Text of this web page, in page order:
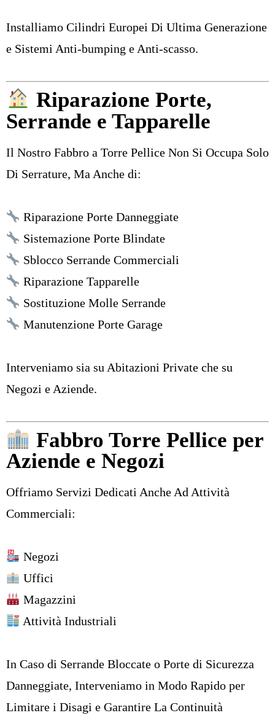
Installiamo Cilindri Europei Di Ultima Generazione
e Sistemi Anti-bumping e Anti-scasso.
Riparazione Porte,
Serrande e Tapparelle
Il Nostro Fabbro a Torre Pellice Non Si Occupa Solo
Di Serrature, Ma Anche di:
Riparazione Porte Danneggiate
Sistemazione Porte Blindate
Sblocco Serrande Commerciali
Riparazione Tapparelle
Sostituzione Molle Serrande
Manutenzione Porte Garage
Interveniamo sia su Abitazioni Private che su
Negozi e Aziende.
Fabbro Torre Pellice per
Aziende e Negozi
Offriamo Servizi Dedicati Anche Ad Attività
Commerciali:
Negozi
Uffici
Magazzini
Attività Industriali
In Caso di Serrande Bloccate o Porte di Sicurezza
Danneggiate, Interveniamo in Modo Rapido per
Limitare i Disagi e Garantire La Continuità